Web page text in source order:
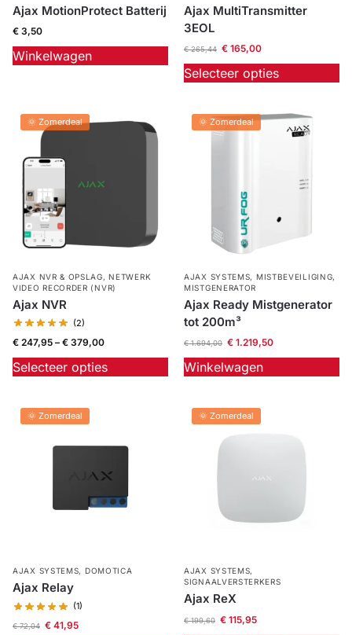
Ajax MotionProtect Batterij
€ 3,50
Winkelwagen
Ajax MultiTransmitter
3EOL
€265,44 €165,00
Selecteer opties
🌞 Zomerdeal
AJAX NVR & OPSLAG, NETWERK
VIDEO RECORDER (NVR)
Ajax NVR
(2)
€ 247,95 – € 379,00
Selecteer opties
🌞 Zomerdeal
AJAX SYSTEMS, MISTBEVEILIGING,
MISTGENERATOR
Ajax Ready Mistgenerator
tot 200m³
€1.694,00 €1.219,50
Winkelwagen
🌞 Zomerdeal
AJAX SYSTEMS, DOMOTICA
Ajax Relay
(1)
€72,04 €41,95
🌞 Zomerdeal
AJAX SYSTEMS,
SIGNAALVERSTERKERS
Ajax ReX
€199,60 €115,95